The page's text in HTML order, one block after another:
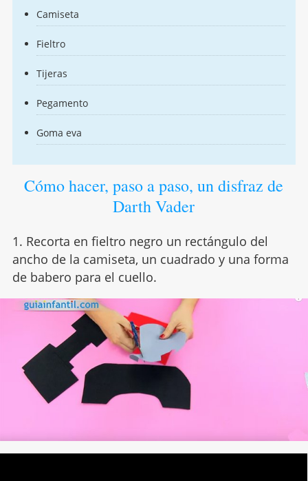
Camiseta
Fieltro
Tijeras
Pegamento
Goma eva
Cómo hacer, paso a paso, un disfraz de
Darth Vader
1. Recorta en fieltro negro un rectángulo del
ancho de la camiseta, un cuadrado y una forma
de babero para el cuello.